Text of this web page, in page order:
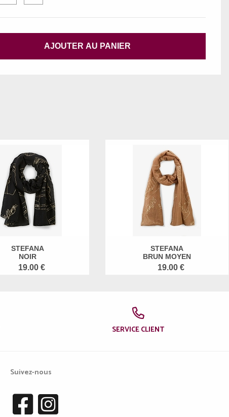
AJOUTER AU PANIER
STEFANA
NOIR
19.00 €
STEFANA
BRUN MOYEN
19.00 €
SERVICE CLIENT
Suivez-nous